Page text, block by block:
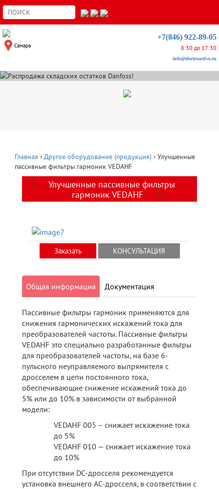
Самара
+7(846) 922-89-05
8:30 до 17:30
info@electroactive.ru
Главная › Другое оборудование (продукция) › Улучшенные
пассивные фильтры гармоник VEDAHF
Улучшенные пассивные фильтры
гармоник VEDAHF
Заказать КОНСУЛЬТАЦИЯ
Общая информация Документация
Пассивные фильтры гармоник применяются для
снижения гармонических искажений тока для
преобразователей частоты. Пассивные фильтры
VEDAHF это специально разработанные фильтры
для преобразователей частоты, на базе 6-
пульсного неуправляемого выпрямителя с
дросселем в цепи постоянного тока,
обеспечивающие снижение искажений тока до
5% или до 10% в зависимости от выбранной
модели:
VEDAHF 005 – снижает искажение тока
до 5%
VEDAHF 010 — снижает искажение тока
до 10%
При отсутствии DC-дросселя рекомендуется
установка внешнего AC-дросселя, в соответствии с